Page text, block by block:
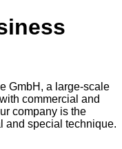
GmbH, a large-scale
commercial and
company is the
and special technique.